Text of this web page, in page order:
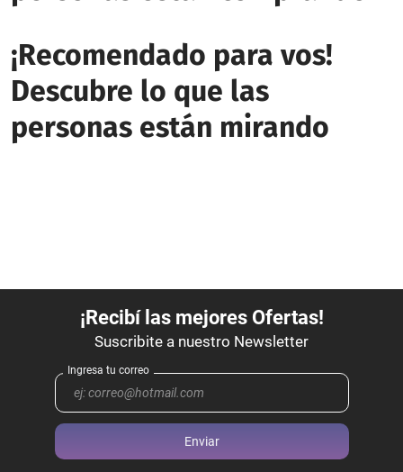
¡Recomendado para vos!
Descubre lo que las
personas están mirando
Enviar